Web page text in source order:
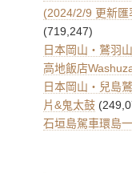
(2024/2/9 更新
(719,247)
日本岡山・鷲羽
高地飯店
日本岡山・兒島
片&鬼太鼓
石垣島駕車環島